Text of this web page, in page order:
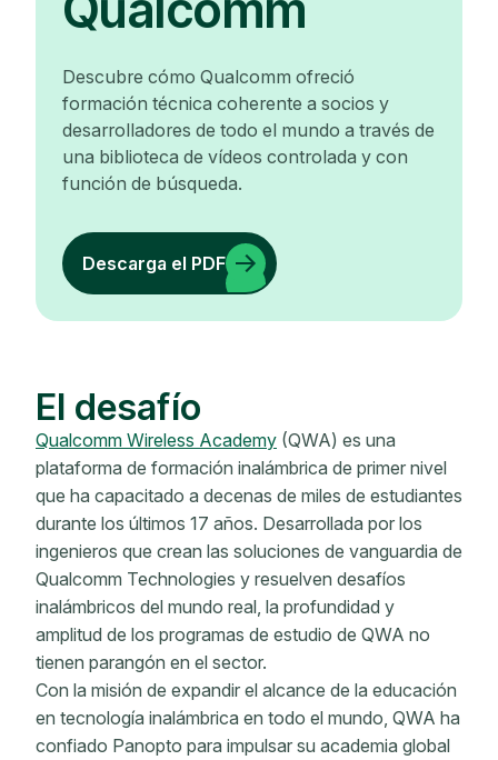
Descubre cómo Qualcomm ofreció
formación técnica coherente a socios y
desarrolladores de todo el mundo a través de
una biblioteca de vídeos controlada y con
función de búsqueda.
Descarga el PDF
El desafío
Qualcomm Wireless Academy (QWA) es una
plataforma de formación inalámbrica de primer nivel
que ha capacitado a decenas de miles de estudiantes
durante los últimos 17 años. Desarrollada por los
ingenieros que crean las soluciones de vanguardia de
Qualcomm Technologies y resuelven desafíos
inalámbricos del mundo real, la profundidad y
amplitud de los programas de estudio de QWA no
tienen parangón en el sector.
Con la misión de expandir el alcance de la educación
en tecnología inalámbrica en todo el mundo, QWA ha
confiado Panopto para impulsar su academia global